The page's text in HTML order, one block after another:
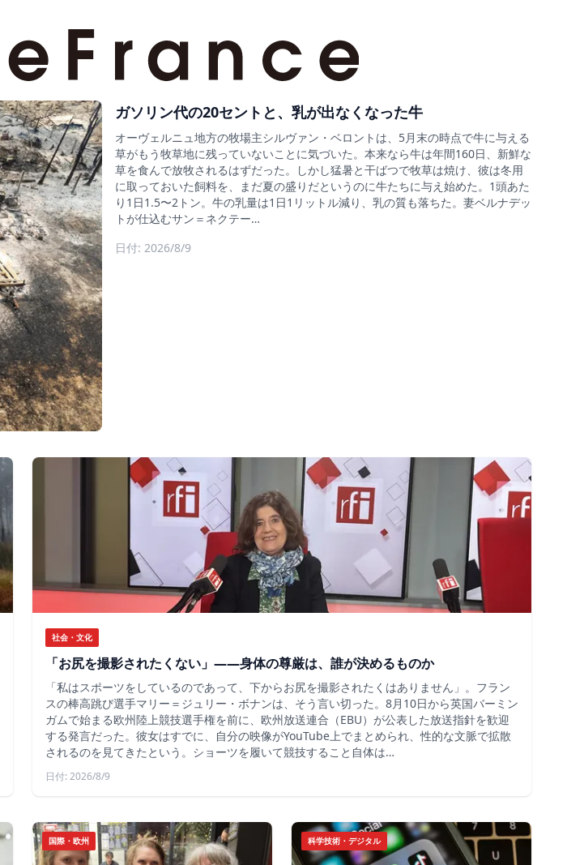
ガソリン代の20セントと、乳が出なくなった牛
オーヴェルニュ地方の牧場主シルヴァン・ベロントは、5月末の時点で牛に与える
草がもう牧草地に残っていないことに気づいた。本来なら牛は年間160日、新鮮な
草を食んで放牧されるはずだった。しかし猛暑と干ばつで牧草は焼け、彼は冬用
に取っておいた飼料を、まだ夏の盛りだというのに牛たちに与え始めた。1頭あた
り1日1.5〜2トン。牛の乳量は1日1リットル減り、乳の質も落ちた。妻ベルナデッ
トが仕込むサン＝ネクテー…
日付: 2026/8/9
社会・文化
「お尻を撮影されたくない」――身体の尊厳は、誰が決めるものか
「私はスポーツをしているのであって、下からお尻を撮影されたくはありません」。フラン
スの棒高跳び選手マリー＝ジュリー・ボナンは、そう言い切った。8月10日から英国バーミン
ガムで始まる欧州陸上競技選手権を前に、欧州放送連合（EBU）が公表した放送指針を歓迎
する発言だった。彼女はすでに、自分の映像がYouTube上でまとめられ、性的な文脈で拡散
されるのを見てきたという。ショーツを履いて競技すること自体は…
日付: 2026/8/9
国際・欧州 科学技術・デジタル